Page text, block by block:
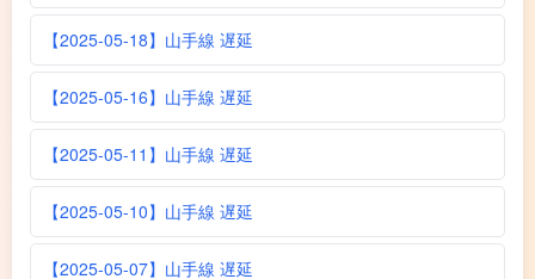
【2025-05-18】山手線 遅延
【2025-05-16】山手線 遅延
【2025-05-11】山手線 遅延
【2025-05-10】山手線 遅延
【2025-05-07】山手線 遅延